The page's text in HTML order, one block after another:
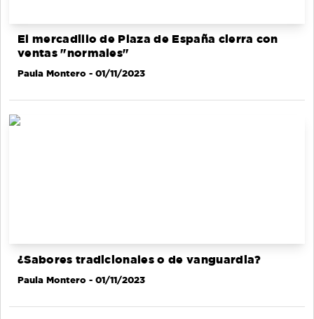
El mercadillo de Plaza de España cierra con
ventas "normales"
Paula Montero - 01/11/2023
¿Sabores tradicionales o de vanguardia?
Paula Montero - 01/11/2023